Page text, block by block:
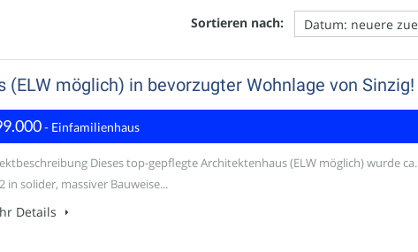
Sortieren nach:
möglich) in bevorzugter Wohnlage von Sinzig!
- Einfamilienhaus
Dieses top-gepflegte Architektenhaus (ELW möglich) wurde ca.
in solider, massiver Bauweise...
Details